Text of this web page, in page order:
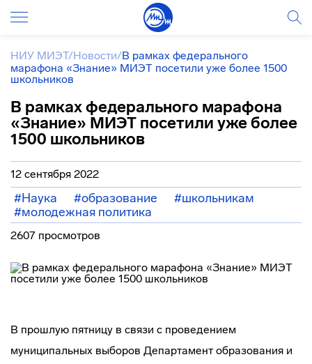
НИУ МИЭТ/Новости/В рамках федерального
марафона «Знание» МИЭТ посетили уже более 1500
школьников
В рамках федерального марафона
«Знание» МИЭТ посетили уже более
1500 школьников
12 сентября 2022
#Наука #образование
#школьникам
#молодежная политика
2607 просмотров
В прошлую пятницу в связи с проведением
муниципальных выборов Департамент образования и